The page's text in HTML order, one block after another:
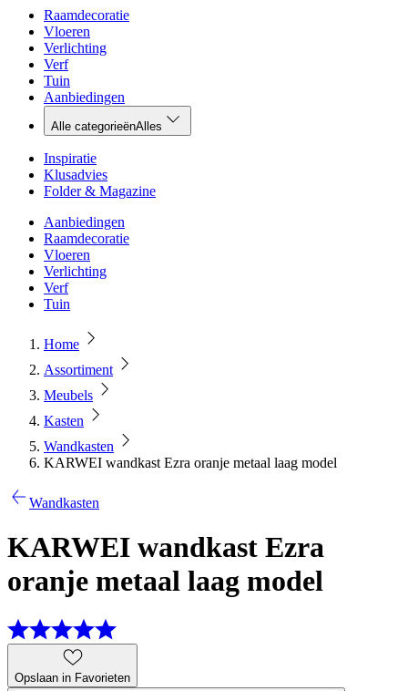
Raamdecoratie
Vloeren
Verlichting
Verf
Tuin
Aanbiedingen
Alle categorieënAlles
Inspiratie
Klusadvies
Folder & Magazine
Aanbiedingen
Raamdecoratie
Vloeren
Verlichting
Verf
Tuin
Home
Assortiment
Meubels
Kasten
Wandkasten
KARWEI wandkast Ezra oranje metaal laag model
Wandkasten
KARWEI wandkast Ezra
oranje metaal laag model
Opslaan in Favorieten